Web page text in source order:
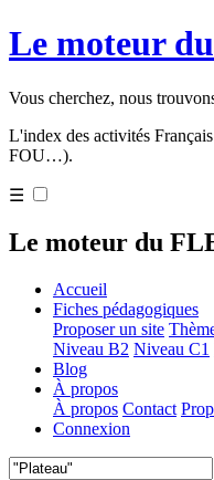
Le moteur
Vous cherchez, nous
L'index des activités
FOU…).
☰
Le moteur du
Accueil
Fiches pédagogiques
Proposer un site
Niveau B2 Niveau C1
Blog
À propos
À propos Contact
Connexion